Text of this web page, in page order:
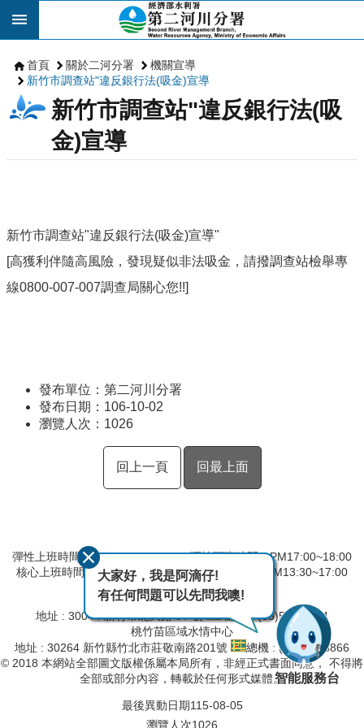
跳到主要內容區塊
首頁 關於二河分署
機關宣導
新竹市調查站"違反銀行法(吸金)宣導
新竹市調查站"違反銀行法(吸
金)宣導
新竹市調查站"違反銀行法(吸金)宣導"
[高獲利伴隨高風險，發現疑似非法吸金，請撥調查站檢舉專
線0800-007-007調查局關心您!!]
發布單位：第二河川分署
發布日期：106-10-02
瀏覽人次： 1026
回上一頁 回最上面
彈性上班時間：AM8:00~09:00 彈性下班時間：PM17:00~18:00
核心上班時間：星期一 ~ 星期五 AM09:00~12:30 PM13:30~17:00
第二河川分署
地址 : 30044 新竹市北大路 97 號
總機 : (03)532-2334
桃竹苗區域水情中心
地址 : 30264 新竹縣竹北市莊敬南路201號
總機 : (03)657-8866
© 2018 本網站全部圖文版權係屬本局所有，非經正式書面同意， 不得將
全部或部分內容，轉載於任何形式媒體。
最後異動日期115-08-05
瀏覽人次1026
大家好，我是阿滴仔!
有任何問題可以先問我噢!
智能服務台